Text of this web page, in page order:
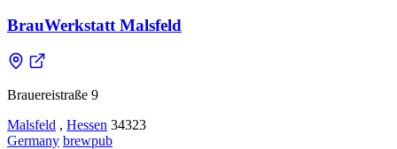
BrauWerkstatt Malsfeld
Brauereistraße 9
Malsfeld , Hessen 34323
Germany brewpub